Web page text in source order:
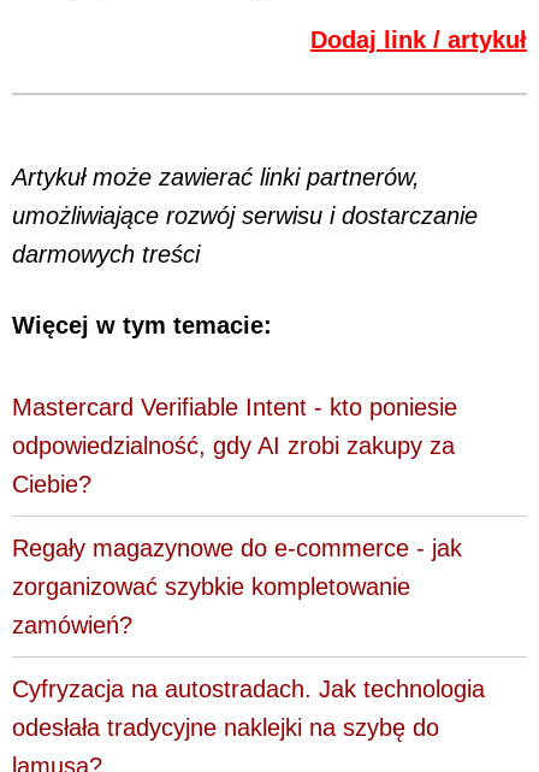
Dodaj link / artykuł
Artykuł może zawierać linki partnerów,
umożliwiające rozwój serwisu i dostarczanie
darmowych treści
Więcej w tym temacie:
Mastercard Verifiable Intent - kto poniesie
odpowiedzialność, gdy AI zrobi zakupy za
Ciebie?
Regały magazynowe do e-commerce - jak
zorganizować szybkie kompletowanie
zamówień?
Cyfryzacja na autostradach. Jak technologia
odesłała tradycyjne naklejki na szybę do
lamusa?